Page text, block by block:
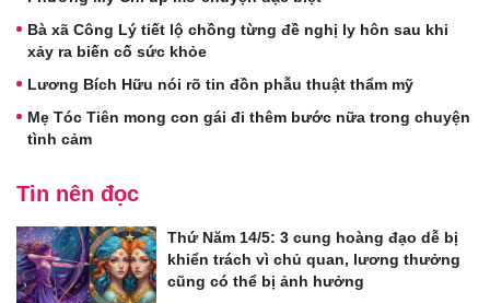
Bà xã Công Lý tiết lộ chồng từng đề nghị ly hôn sau khi
xảy ra biến cố sức khỏe
Lương Bích Hữu nói rõ tin đồn phẫu thuật thẩm mỹ
Mẹ Tóc Tiên mong con gái đi thêm bước nữa trong chuyện
tình cảm
Tin nên đọc
Thứ Năm 14/5: 3 cung hoàng đạo dễ bị
khiển trách vì chủ quan, lương thưởng
cũng có thể bị ảnh hưởng